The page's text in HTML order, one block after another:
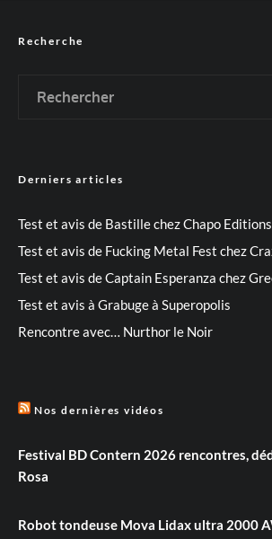
Recherche
Derniers articles
Test et avis de Bastille chez Chapo Editions
Test et avis de Fucking Metal Fest chez
Test et avis de Captain Esperanza chez
Test et avis à Grabuge à Superopolis
Rencontre avec… Nurthor le Noir
Nos dernières vidéos
Festival BD Contern 2026 rencontres,
Rosa
Robot tondeuse Mova Lidax ultra 2000